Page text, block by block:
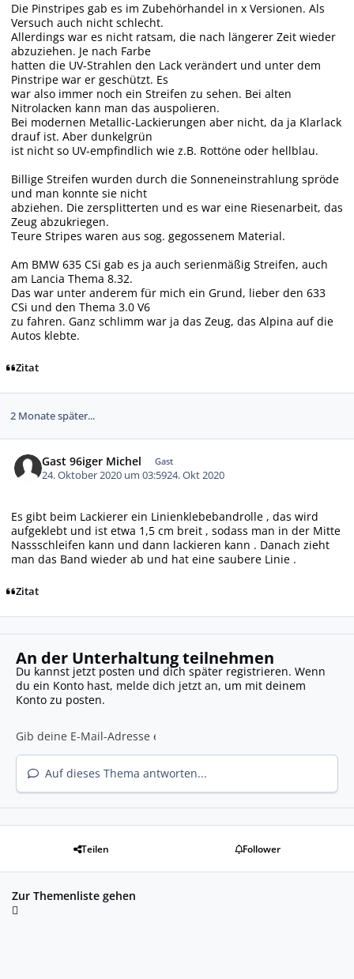
Die Pinstripes gab es im Zubehörhandel in x Versionen. Als
Versuch auch nicht schlecht.
Allerdings war es nicht ratsam, die nach längerer Zeit wieder
abzuziehen. Je nach Farbe
hatten die UV-Strahlen den Lack verändert und unter dem
Pinstripe war er geschützt. Es
war also immer noch ein Streifen zu sehen. Bei alten
Nitrolacken kann man das auspolieren.
Bei modernen Metallic-Lackierungen aber nicht, da ja Klarlack
drauf ist. Aber dunkelgrün
ist nicht so UV-empfindlich wie z.B. Rottöne oder hellblau.
Billige Streifen wurden durch die Sonneneinstrahlung spröde
und man konnte sie nicht
abziehen. Die zersplitterten und es war eine Riesenarbeit, das
Zeug abzukriegen.
Teure Stripes waren aus sog. gegossenem Material.
Am BMW 635 CSi gab es ja auch serienmäßig Streifen, auch
am Lancia Thema 8.32.
Das war unter anderem für mich ein Grund, lieber den 633
CSi und den Thema 3.0 V6
zu fahren. Ganz schlimm war ja das Zeug, das Alpina auf die
Autos klebte.
Zitat
2 Monate später...
Gast 96iger Michel Gast
24. Oktober 2020 um 03:5924. Okt 2020
Es gibt beim Lackierer ein Linienklebebandrolle , das wird
aufgeklebt und ist etwa 1,5 cm breit , sodass man in der Mitte
Nassschleifen kann und dann lackieren kann . Danach zieht
man das Band wieder ab und hat eine saubere Linie .
Zitat
An der Unterhaltung teilnehmen
Du kannst jetzt posten und dich später registrieren. Wenn
du ein Konto hast, melde dich jetzt an, um mit deinem
Konto zu posten.
Auf dieses Thema antworten...
Teilen Follower
Zur Themenliste gehen